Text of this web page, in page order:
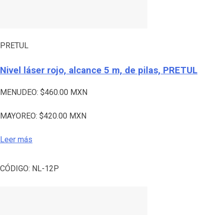
PRETUL
Nivel láser rojo, alcance 5 m, de pilas, PRETUL
MENUDEO: $460.00 MXN
MAYOREO: $420.00 MXN
Leer más
CÓDIGO: NL-12P